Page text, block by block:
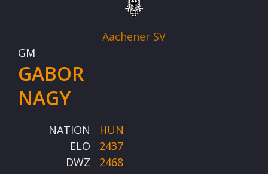
Aachener SV
GM
GABOR
NAGY
NATION
HUN
ELO
2437
DWZ
2468